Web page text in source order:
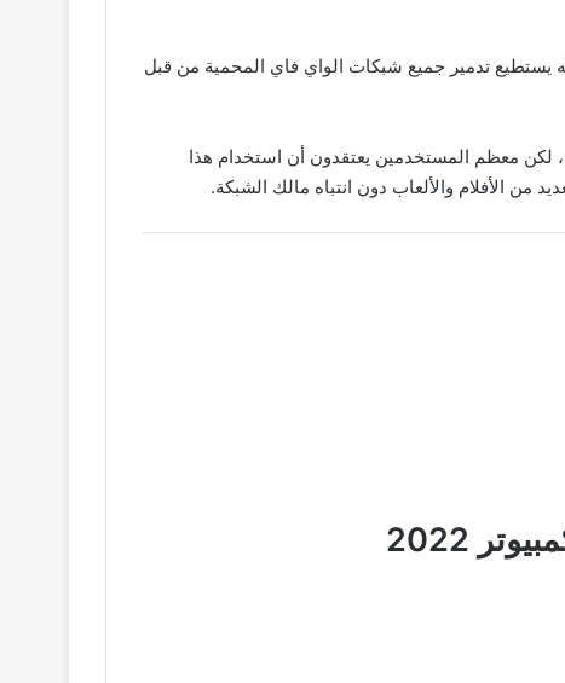
يستطيع تدمير جميع شبكات الواي فاي المحمية من قبل
لكن معظم المستخدمين يعتقدون أن استخدام هذا
من الأفلام والألعاب دون انتباه مالك الشبكة.